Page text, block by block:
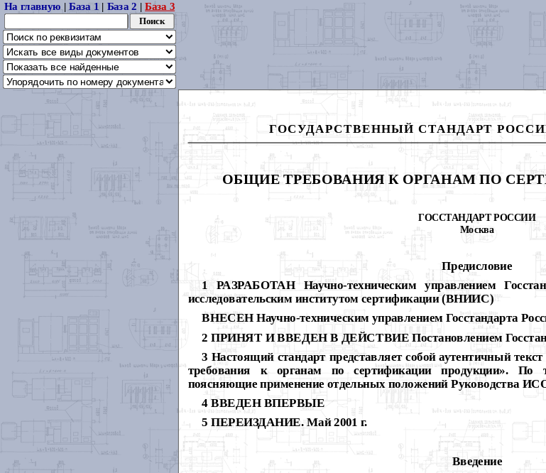
На главную |База 1 | База 2 |База 3
ГОСУДАРСТВЕННЫЙ СТАНДАРТ
ОБЩИЕ ТРЕБОВАНИЯ К ОРГАНАМ ПО
ГОССТАНДАРТ РОССИИ
Москва
Предисловие
1 РАЗРАБОТАН Научно-техническим управлением
исследовательским институтом сертификации (ВНИИС)
ВНЕСЕН Научно-техническим управлением Госстандарта
2 ПРИНЯТ И ВВЕДЕН В ДЕЙСТВИЕ Постановлением
3 Настоящий стандарт представляет собой аутентичный
требования к органам по сертификации продукции». По
поясняющие применение отдельных положений Руководства
4 ВВЕДЕН ВПЕРВЫЕ
5 ПЕРЕИЗДАНИЕ. Май 2001 г.
Введение